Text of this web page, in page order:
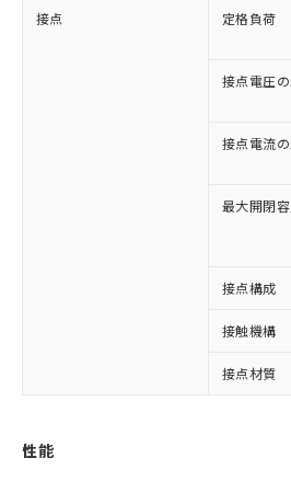
接点 定格負荷
接点電圧
接点電流
最大開閉
接点構成
接触機構
接点材質
性能